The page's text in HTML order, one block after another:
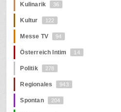
Kulinarik 36
Kultur 122
Messe TV 94
Österreich Intim 14
Politik 278
Regionales 943
Spontan 204